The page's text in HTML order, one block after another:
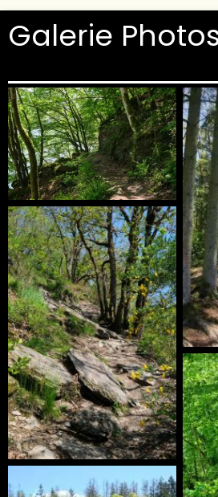
Galerie